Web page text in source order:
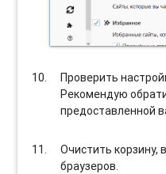
Проверить
Рекомендую
предоставленной
Очистить
браузеров.